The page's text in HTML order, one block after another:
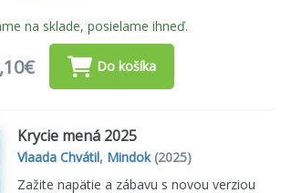
na sklade, posielame ihneď.
Do košíka
Krycie mená 2025
Vlaada Chvátil, Mindok(2025)
Zažite napätie a zábavu s novou verziou